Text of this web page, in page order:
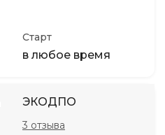
Старт
в любое время
ЭКОДПО
3 отзыва